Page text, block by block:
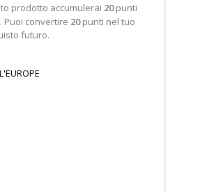
prodotto accumulerai 20punti
Puoi convertire 20punti nel tuo
futuro.